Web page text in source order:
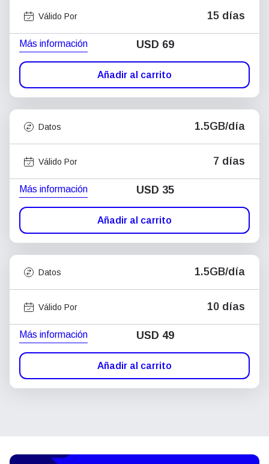
Válido Por 15 días
Más información USD 69
Añadir al carrito
Datos 1.5GB/día
Válido Por 7 días
Más información USD 35
Añadir al carrito
Datos 1.5GB/día
Válido Por 10 días
Más información USD 49
Añadir al carrito